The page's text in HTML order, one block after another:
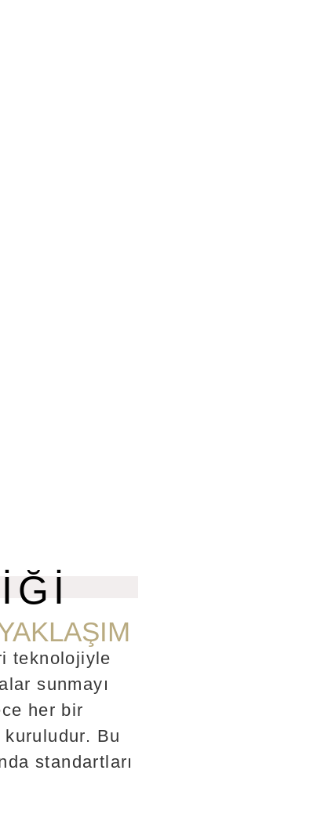
teknolojiyle
sunmayı
her bir
kuruludur. Bu
standartları